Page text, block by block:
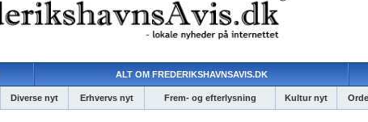
ALT OM FREDERIKSHAVNSAVIS.DK
Diverse nyt Erhvervs nyt Frem- og efterlysning Kultur nyt